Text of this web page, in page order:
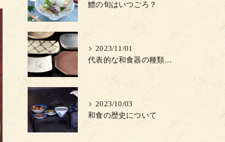
鱧の旬はいつごろ？
2023/11/01
代表的な和食器の種類について
2023/10/03
和食の歴史について